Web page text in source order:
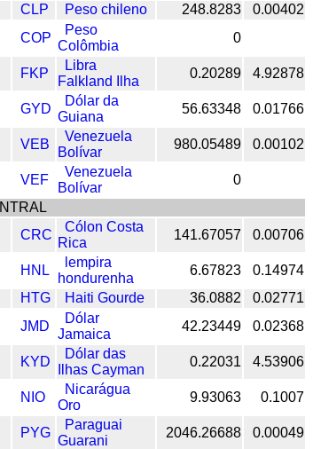
CLP
Peso chileno 248.8283
0.00402
COP
Peso
Colômbia
0
FKP
Libra
Falkland Ilha
0.20289 4.92878
GYD
Dólar da
Guiana
56.63348 0.01766
VEB
Venezuela
Bolívar
980.05489 0.00102
VEF
Venezuela
Bolívar
0
CRC
Cólon Costa
Rica
141.67057 0.00706
HNL
lempira
hondurenha
6.67823
0.14974
HTG
Haiti Gourde 36.0882
0.02771
JMD
Dólar
Jamaica
42.23449 0.02368
KYD
Dólar das
Ilhas Cayman
0.22031 4.53906
NIO
Nicarágua
Oro
9.93063 0.1007
PYG
Paraguai
Guarani
2046.26688 0.00049